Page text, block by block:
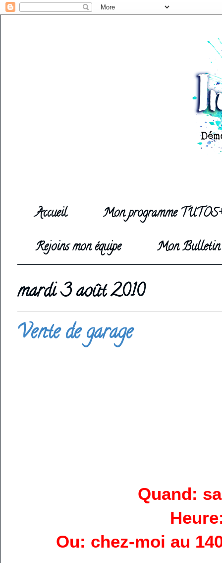
Accueil
Mon programme
Rejoins mon équipe
Mon
mardi 3 août 2010
Vente de garage
Quand:
Ou: chez-moi au